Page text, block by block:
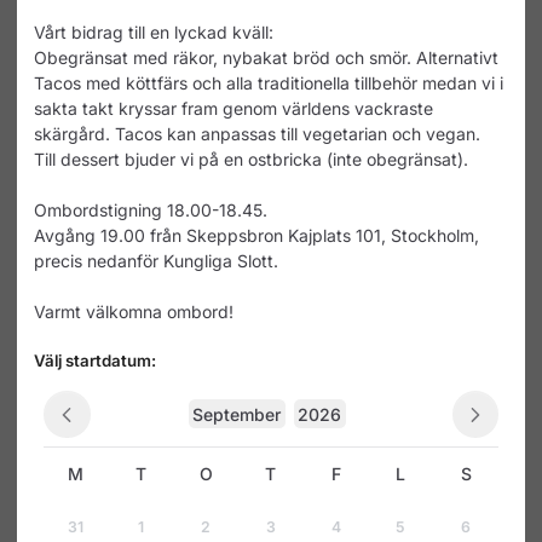
18.45. Avgång 19.00 från Skeppsbron
Kajplats 101, Stockholm, precis
nedanför Kungliga Slott. Varmt
välkomna ombord!
Vårt bidrag till en lyckad kväll:
Obegränsat med räkor, nybakat bröd och smör. Alternativt
Tacos med köttfärs och alla traditionella tillbehör medan vi i
sakta takt kryssar fram genom världens vackraste
skärgård. Tacos kan anpassas till vegetarian och vegan.
Till dessert bjuder vi på en ostbricka (inte obegränsat).
Ombordstigning 18.00-18.45.
Avgång 19.00 från Skeppsbron Kajplats 101, Stockholm,
precis nedanför Kungliga Slott.
Varmt välkomna ombord!
Välj startdatum:
September 2026
M T O T F L S
31 1 2 3 4 5 6